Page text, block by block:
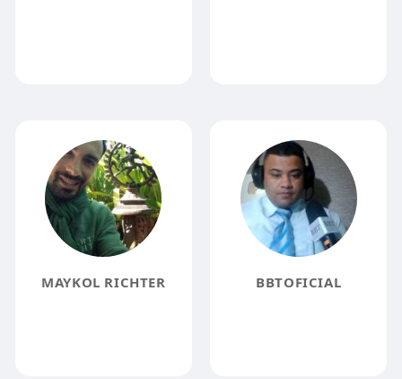
MAYKOL RICHTER BBTOFICIAL